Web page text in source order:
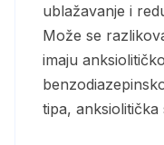
ublažavanje i
Može se
imaju
tipa,